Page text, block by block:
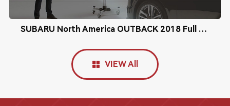
SUBARU North America OUTBACK 2018 Full Camera Adjustment ADAS Calibration
VIEW All